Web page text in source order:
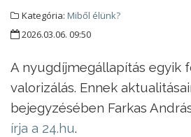
Kategória: Miből élünk?
2026.03.06. 09:50
A nyugdíjmegállapítás egyik
valorizálás. Ennek
bejegyzésében Farkas
írja a 24.hu.